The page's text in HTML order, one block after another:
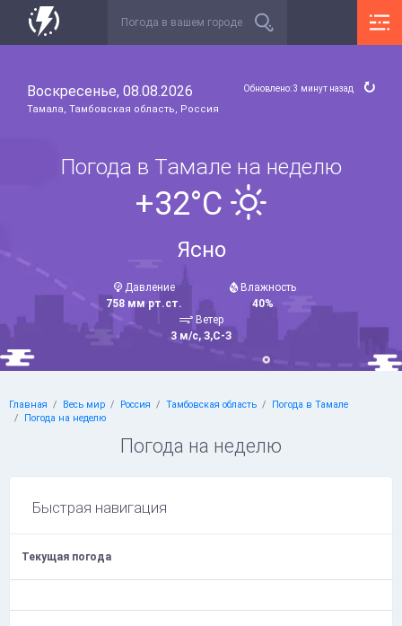
Воскресенье, 08.08.2026
Тамала, Тамбовская область, Россия
Обновлено: 3 минут назад
Погода в Тамале на неделю
+32°C
Ясно
Давление
758 мм рт.ст.
Влажность
40%
Ветер
3 м/с, З,С-З
Главная Весь мир Россия Тамбовская область
Погода в Тамале
Погода на неделю
Погода на неделю
Быстрая навигация
Текущая погода